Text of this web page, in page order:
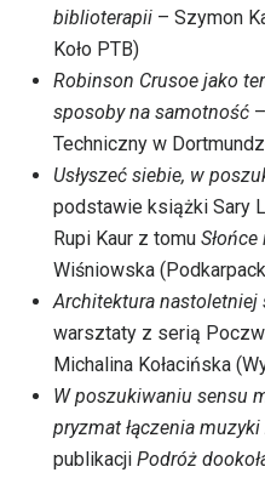
biblioterapii – Szymon
Koło PTB)
Robinson Crusoe jako
sposoby na samotność
Techniczny w
Usłyszeć siebie, w
podstawie książki Sary
Rupi Kaur z tomu
Wiśniowska
Architektura nastoletniej
warsztaty z serią
Michalina Kołacińska
W poszukiwaniu sensu
pryzmat łączenia
publikacji Podróż